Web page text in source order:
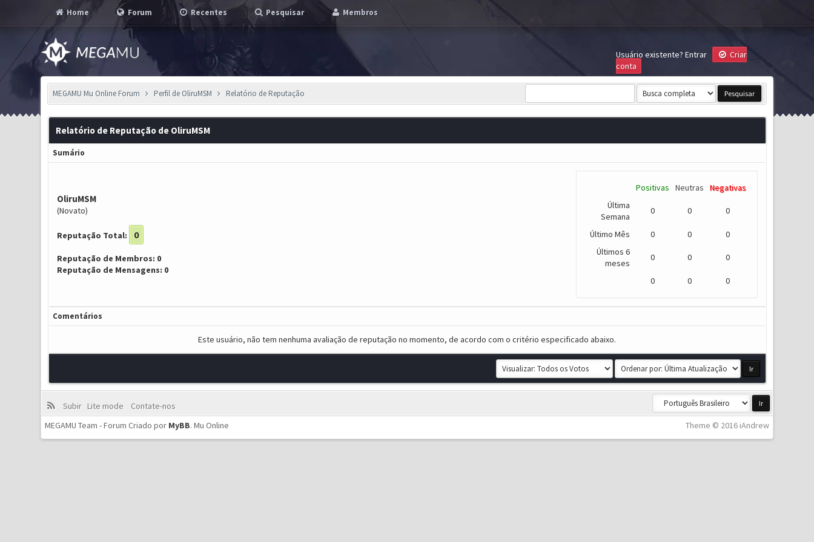
Home Forum Recentes Pesquisar Membros
Usuário existente? Entrar
Criar
conta
MEGAMU Mu Online Forum Perfil de OliruMSM Relatório de Reputação
Relatório de Reputação de OliruMSM
Sumário
OliruMSM
(Novato)
Reputação Total: 0
Reputação de Membros: 0
Reputação de Mensagens: 0
Positivas Neutras
Negativas
Última
Semana
0 0 0
Último Mês 0 0
0
Últimos 6
meses
0 0 0
0 0 0
Comentários
Este usuário, não tem nenhuma avaliação de reputação no momento, de acordo com o critério especificado abaixo.
Subir Lite mode
Contate-nos
Theme © 2016 iAndrew
MEGAMU Team - Forum Criado por MyBB.Mu Online